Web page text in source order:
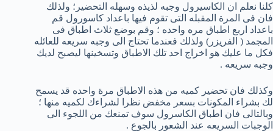
كلنا نعلم ان الكاسيرول وجبه لذيذه وسهله التحضير؛ ولذلك
فان فى المرة المقبله التى تقوم فيها باعداد كاسورول قم
باعداد اربع اطباق مره واحده ؛ وقم بوضع ثلاث اطباق فى
المجمد ( الفريزر) ولذلك فعندما تحتاج الى وجبه سريعه للعائله
فكل ما عليك هو اخراج احد تلك الاطباق وتسخينها ليصبح لديك
وجبه سريعه .
وكذلك فان تحضير كميه من هذه الاطباق مرة واحده قد يسمح
لك بشراء المكونات بسعر مخفض نظرا لشراءك لكميه منها ؛
وبالتالى فان اطباق الكاسرول سوف تمنعك من اللجوء الى
الوجبات السريعه عند الشعور بالجوع .